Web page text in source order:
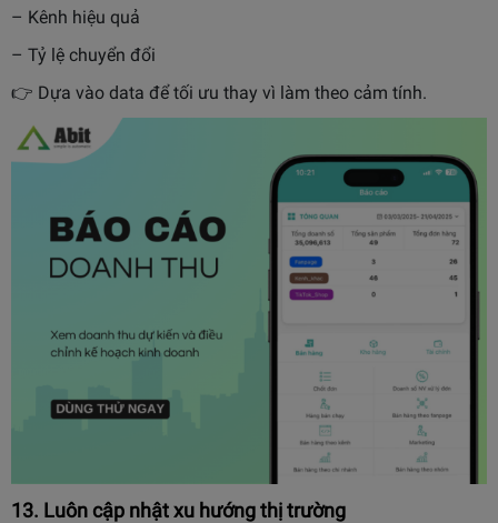
– Kênh hiệu quả
– Tỷ lệ chuyển đổi
👉 Dựa vào data để tối ưu thay vì làm theo cảm tính.
13. Luôn cập nhật xu hướng thị trường